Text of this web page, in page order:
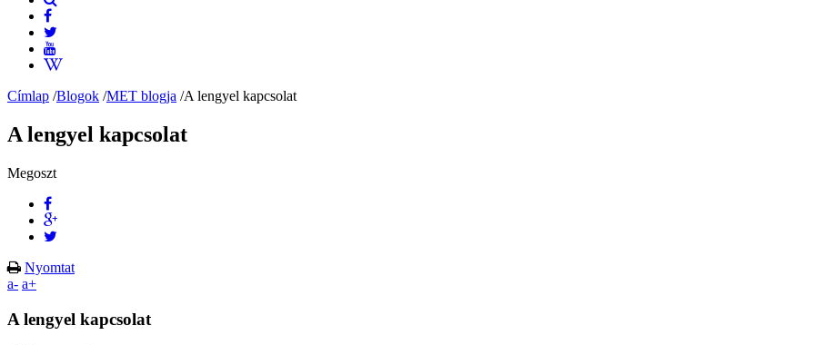
Címlap /Blogok /MET blogja /A lengyel kapcsolat
A lengyel kapcsolat
Megoszt
Nyomtat
a- a+
A lengyel kapcsolat